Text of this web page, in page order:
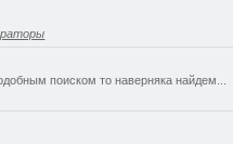
поиском то наверняка найдем...